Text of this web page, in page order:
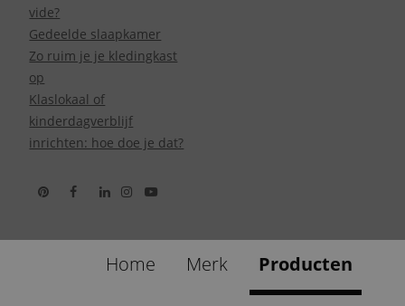
vide?
Gedeelde slaapkamer
Zo ruim je je kledingkast
op
Klaslokaal of
kinderdagverblijf
inrichten: hoe doe je dat?
Home Merk Producten